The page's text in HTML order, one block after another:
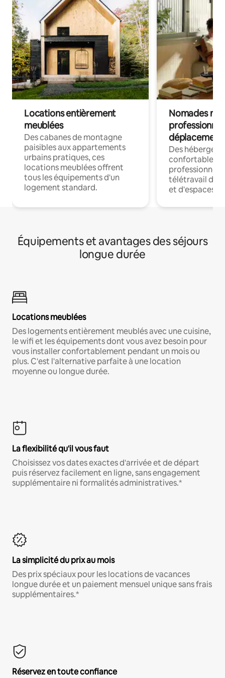
Locations entièrement
meublées
Des cabanes de montagne
paisibles aux appartements
urbains pratiques, ces
locations meublées offrent
tous les équipements d'un
logement standard.
Nomades
déplacement
Des
confortables
professionnels
télétravail
et d'espaces
Équipements et avantages des séjours
longue durée
Locations meublées
Des logements entièrement meublés avec une cuisine,
le wifi et les équipements dont vous avez besoin pour
vous installer confortablement pendant un mois ou
plus. C'est l'alternative parfaite à une location
moyenne ou longue durée.
La flexibilité qu'il vous faut
Choisissez vos dates exactes d'arrivée et de départ
puis réservez facilement en ligne, sans engagement
supplémentaire ni formalités administratives.*
La simplicité du prix au mois
Des prix spéciaux pour les locations de vacances
longue durée et un paiement mensuel unique sans frais
supplémentaires.*
Réservez en toute confiance